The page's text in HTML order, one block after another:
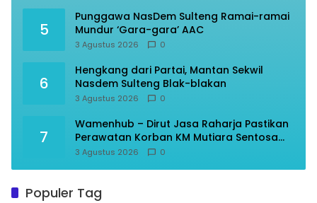
5
Punggawa NasDem Sulteng Ramai-ramai
Mundur ‘Gara-gara’ AAC
3 Agustus 2026 0
6
Hengkang dari Partai, Mantan Sekwil
Nasdem Sulteng Blak-blakan
3 Agustus 2026 0
7
Wamenhub – Dirut Jasa Raharja Pastikan
Perawatan Korban KM Mutiara Sentosa
Optimal
3 Agustus 2026 0
Populer Tag